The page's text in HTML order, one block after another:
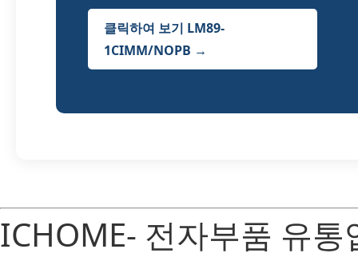
클릭하여 보기 LM89-
1CIMM/NOPB →
ICHOME- 전자부품 유